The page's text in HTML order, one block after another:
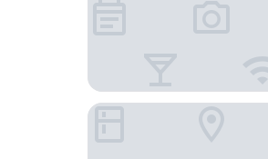
相鐵飯店・喜普樂吉首爾明洞